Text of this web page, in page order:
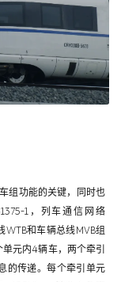
组功能的关键，同时也
1，列车通信网络
WTB和车辆总线MVB组
元内4辆车，两个牵引
的传递。每个牵引单元